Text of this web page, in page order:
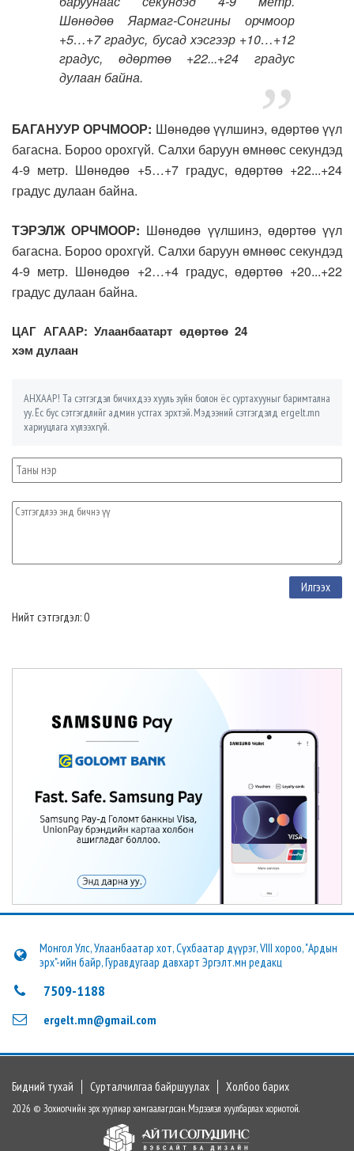
Шөнөдөө Яармаг-Сонгины орчмоор
+5…+7 градус, бусад хэсгээр +10…+12
градус, өдөртөө +22...+24 градус
дулаан байна.
БАГАНУУР ОРЧМООР: Шөнөдөө үүлшинэ, өдөртөө үүл
багасна. Бороо орохгүй. Салхи баруун өмнөөс секундэд
4-9 метр. Шөнөдөө +5…+7 градус, өдөртөө +22...+24
градус дулаан байна.
ТЭРЭЛЖ ОРЧМООР: Шөнөдөө үүлшинэ, өдөртөө үүл
багасна. Бороо орохгүй. Салхи баруун өмнөөс секундэд
4-9 метр. Шөнөдөө +2…+4 градус, өдөртөө +20...+22
градус дулаан байна.
ЦАГ АГААР: Улаанбаатарт өдөртөө 24
хэм дулаан
АНХААР! Та сэтгэгдэл бичихдээ хууль зүйн болон ёс суртахууныг баримтална
уу. Ёс бус сэтгэгдлийг админ устгах эрхтэй. Мэдээний сэтгэгдэлд ergelt.mn
хариуцлага хүлээхгүй.
Нийт сэтгэгдэл: 0
Монгол Улс, Улаанбаатар хот, Сүхбаатар дүүрэг, VIII хороо, "Ардын
эрх"-ийн байр, Гуравдугаар давхарт Эргэлт.мн редакц
7509-1188
ergelt.mn@gmail.com
Бидний тухай Сурталчилгаа байршуулах Холбоо барих
2026 © Зохиогчийн эрх хуулиар хамгаалагдсан. Мэдээлэл хуулбарлах хориотой.